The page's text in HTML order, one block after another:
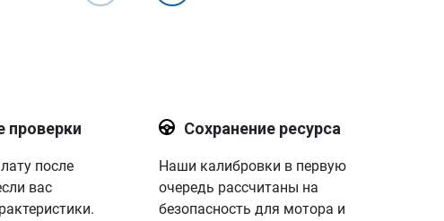
проверки
после
вас
Сохранение ресурса
Наши калибровки в первую
очередь рассчитаны на
безопасность для мотора и